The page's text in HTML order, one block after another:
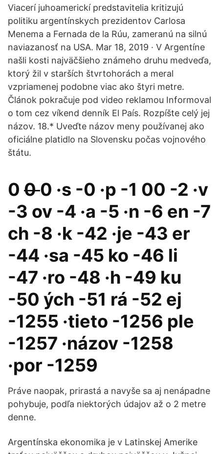
Viacerí juhoamerickí predstavitelia kritizujú
politiku argentínskych prezidentov Carlosa
Menema a Fernada de la Rúu, zameranú na silnú
naviazanosť na USA. Mar 18, 2019 · V Argentíne
našli kosti najväčšieho známeho druhu medveďa,
ktorý žil v starších štvrtohorách a meral
vzpriamenej podobne viac ako štyri metre.
Článok pokračuje pod video reklamou Informoval
o tom cez víkend denník El País. Rozpíšte celý jej
názov. 18.* Uveďte názov meny používanej ako
oficiálne platidlo na Slovensku počas vojnového
štátu.
0 00 ·s -0 ·p -1 00 -2 ·v
-3 ov -4 ·a -5 ·n -6 en -7
ch -8 ·k -42 ·je -43 er
-44 ·sa -45 ko -46 li
-47 ·ro -48 ·h -49 ku
-50 ých -51 rá -52 ej
-1255 ·tieto -1256 ple
-1257 ·názov -1258
·por -1259
Práve naopak, prirastá a navyše sa aj nenápadne
pohybuje, podľa niektorých údajov až o 2 metre
denne.
Argentínska ekonomika je v Latinskej Amerike